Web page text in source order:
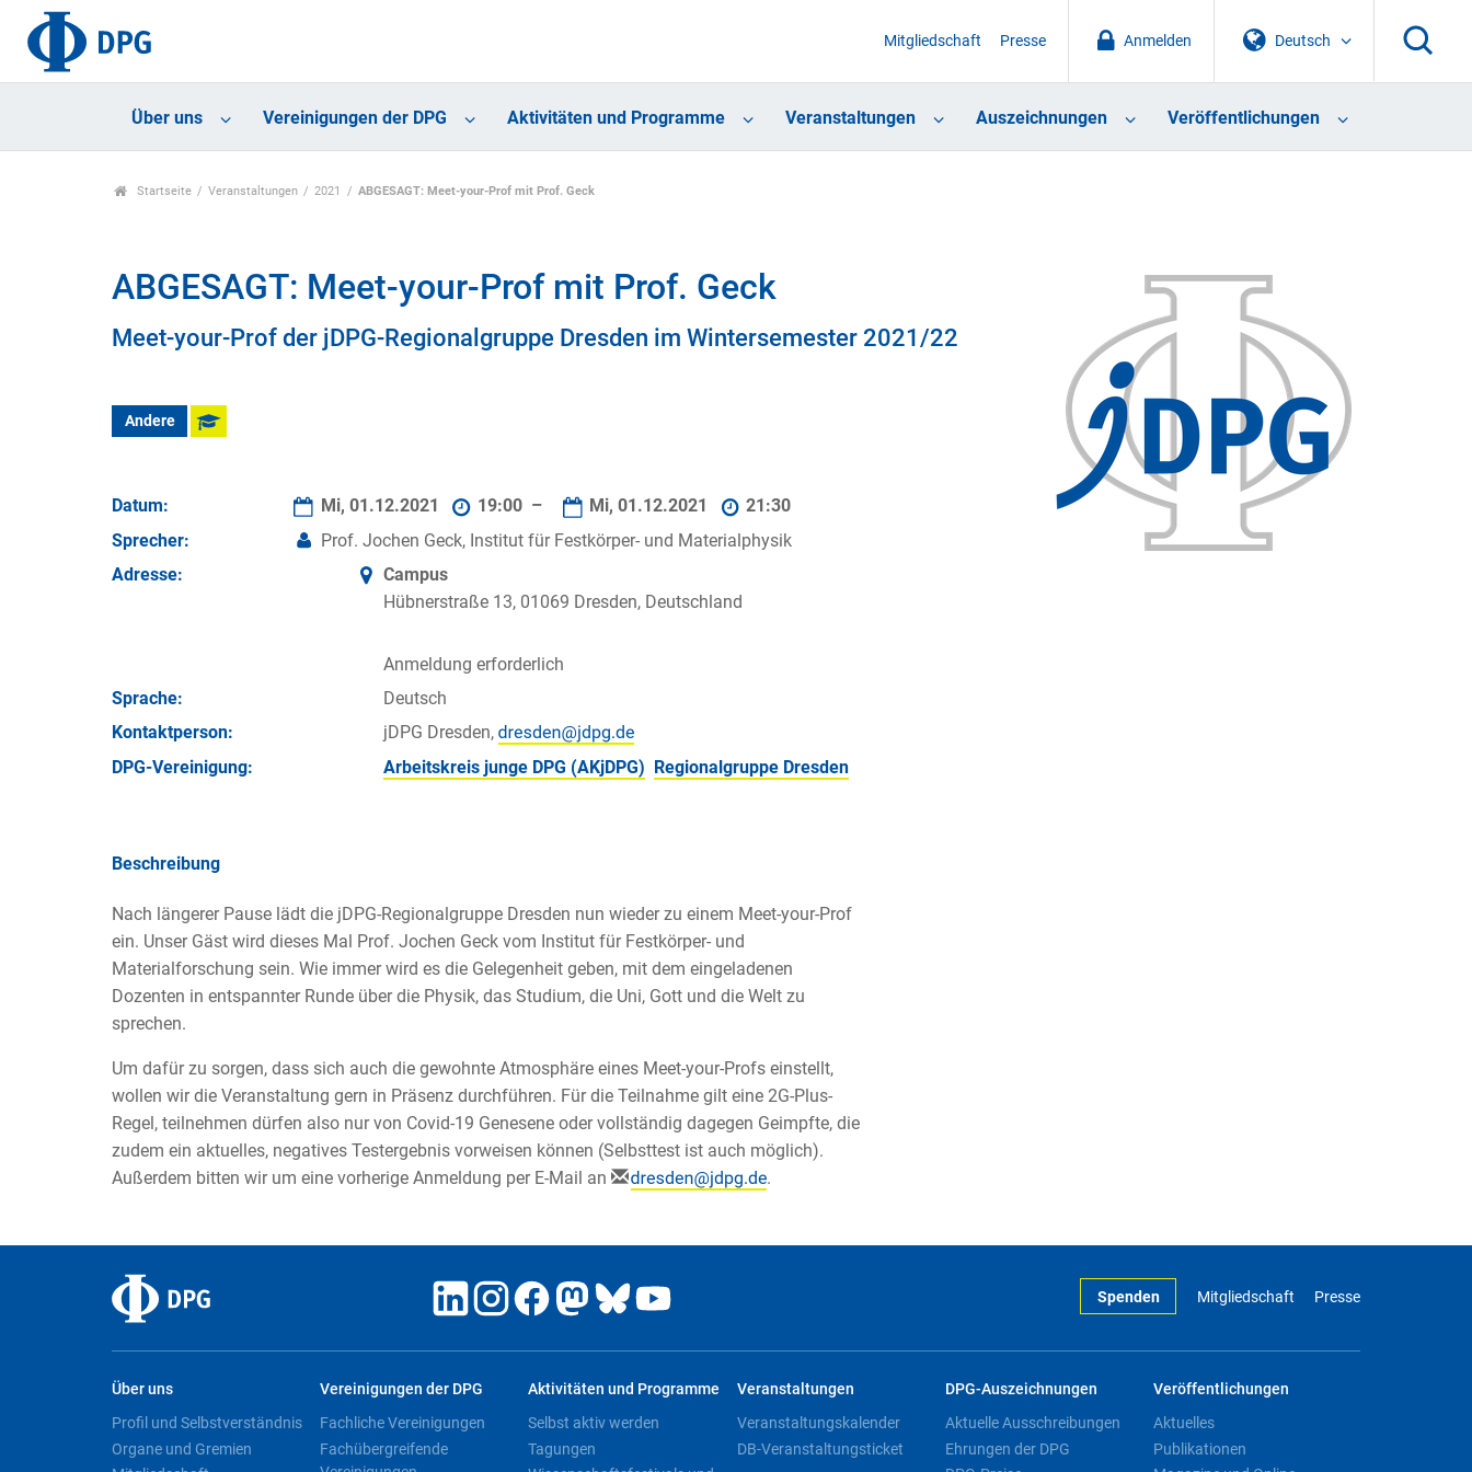
Deutsch
Anmelden
Mitgliedschaft Presse
Über uns Vereinigungen der DPG Aktivitäten und Programme Veranstaltungen Auszeichnungen Veröffentlichungen
Startseite Veranstaltungen 2021 ABGESAGT: Meet-your-Prof mit Prof. Geck
ABGESAGT: Meet-your-Prof mit Prof. Geck
Meet-your-Prof der jDPG-Regionalgruppe Dresden im Wintersemester 2021/22
Andere
Datum: Mi, 01.12.2021 19:00 – Mi, 01.12.2021
21:30
Sprecher:
Prof. Jochen Geck, Institut für Festkörper- und Materialphysik
Adresse:
Campus
Hübnerstraße 13, 01069 Dresden, Deutschland
Anmeldung erforderlich
Sprache:
Deutsch
Kontakt­person:
jDPG Dresden,
DPG-Vereinigung:
Arbeitskreis junge DPG (AKjDPG) Regionalgruppe Dresden
Beschreibung
Nach längerer Pause lädt die jDPG-Regionalgruppe Dresden nun wieder zu einem Meet-your-Prof
ein. Unser Gäst wird dieses Mal Prof. Jochen Geck vom Institut für Festkörper- und
Materialforschung sein. Wie immer wird es die Gelegenheit geben, mit dem eingeladenen
Dozenten in entspannter Runde über die Physik, das Studium, die Uni, Gott und die Welt zu
sprechen.
Um dafür zu sorgen, dass sich auch die gewohnte Atmosphäre eines Meet-your-Profs einstellt,
wollen wir die Veranstaltung gern in Präsenz durchführen. Für die Teilnahme gilt eine 2G-Plus-
Regel, teilnehmen dürfen also nur von Covid-19 Genesene oder vollständig dagegen Geimpfte, die
zudem ein aktuelles, negatives Testergebnis vorweisen können (Selbsttest ist auch möglich).
Außerdem bitten wir um eine vorherige Anmeldung per E-Mail an
.
Spenden Mitgliedschaft Presse
Über uns
Profil und Selbstverständnis
Organe und Gremien
Vereinigungen der DPG
Fachliche Vereinigungen
Fachübergreifende
Aktivitäten und Programme
Selbst aktiv werden
Tagungen
Veranstaltungen
Veranstaltungskalender
DB-Veranstaltungsticket
DPG-Auszeichnungen
Aktuelle Ausschreibungen
Ehrungen der DPG
Veröffentlichungen
Aktuelles
Publikationen